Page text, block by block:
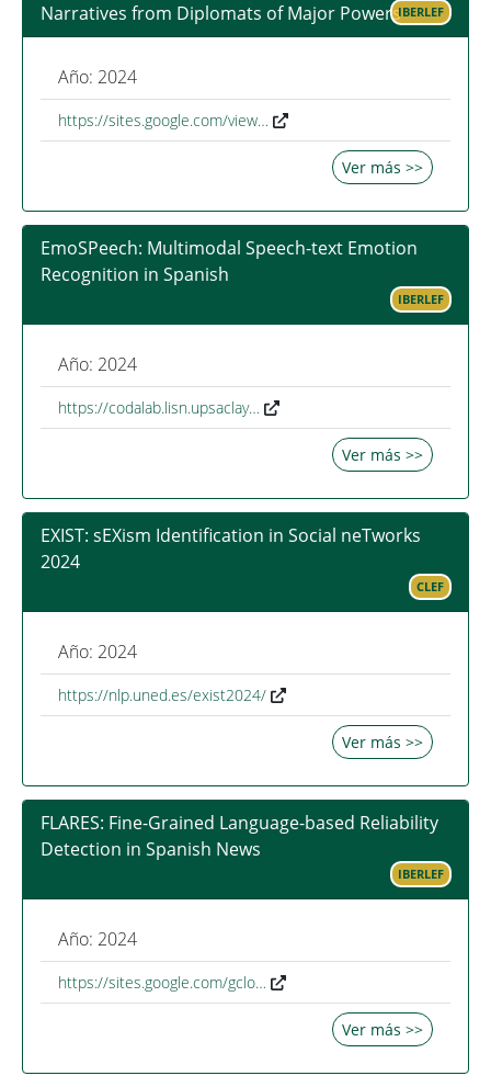
Narratives from Diplomats of Major PowersIBERLEF
Año: 2024
https://sites.google.com/view…
Ver más >>
EmoSPeech: Multimodal Speech-text Emotion
Recognition in Spanish
IBERLEF
Año: 2024
https://codalab.lisn.upsaclay…
Ver más >>
EXIST: sEXism Identification in Social neTworks
2024
CLEF
Año: 2024
https://nlp.uned.es/exist2024/
Ver más >>
FLARES: Fine-Grained Language-based Reliability
Detection in Spanish News
IBERLEF
Año: 2024
https://sites.google.com/gclo…
Ver más >>